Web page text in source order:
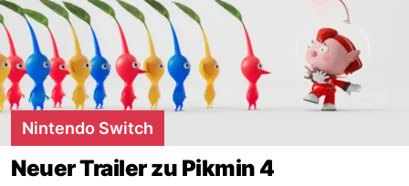
Nintendo Switch
Neuer Trailer zu Pikmin 4